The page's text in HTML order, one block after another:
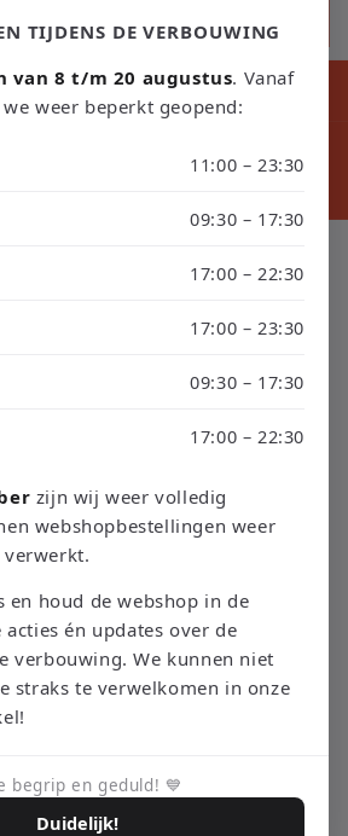
verbouwing10% Korting op Games en
: Verbouwing2026
placed from August 4 through
shipped on September 4 due to our
84 korting op 88 producten
Tiny Toon Adventures: Buster Busts
Loose! - SNES
Normale
€14,95 EUR
TIJDENS DE VERBOUWING
van 8 t/m 20 augustus. Vanaf
weer beperkt geopend:
11:00 – 23:30
09:30 – 17:30
17:00 – 22:30
17:00 – 23:30
09:30 – 17:30
17:00 – 22:30
zijn wij weer volledig
webshopbestellingen weer
en houd de webshop in de
én updates over de
verbouwing. We kunnen niet
straks te verwelkomen in onze
begrip en geduld! 💙
Duidelijk!